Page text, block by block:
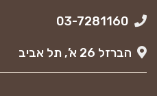
הברזל 26 א’, תל אביב